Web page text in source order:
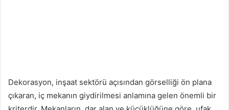
Dekorasyon, inşaat sektörü açısından görselliği ön plana
çıkaran, iç mekanın giydirilmesi anlamına gelen önemli bir